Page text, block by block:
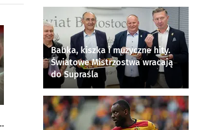
Babka, kiszka i muzyczne hity.
Światowe Mistrzostwa wracają
do Supraśla